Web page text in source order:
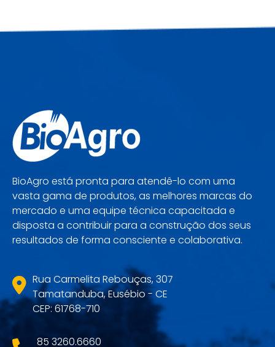
BioAgro está pronta para atendê-lo com uma
vasta gama de produtos, as melhores marcas do
mercado e uma equipe técnica capacitada e
disposta a contribuir para a construção dos seus
resultados de forma consciente e colaborativa.
Rua Carmelita Rebouças, 307
Tamatanduba, Eusébio - CE
CEP: 61768-710
85 3260.6660